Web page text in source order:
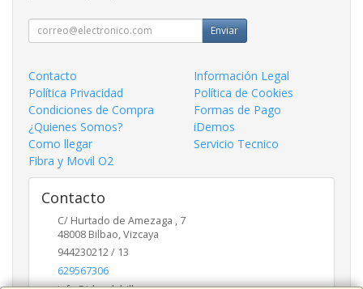
Enviar
Contacto
Información Legal
Política Privacidad
Política de Cookies
Condiciones de Compra
Formas de Pago
¿Quienes Somos?
iDemos
Como llegar
Servicio Tecnico
Fibra y Movil O2
Contacto
C/ Hurtado de Amezaga , 7
48008 Bilbao,Vizcaya
944230212 / 13
629567306